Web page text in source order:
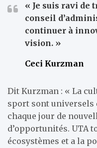
« Je suis ravi de
conseil
continuer à
vision. »
Ceci Kurzman
Dit Kurzman : « La
sport sont universels
chaque jour de
d’opportunités. UTA
écosystèmes et a la